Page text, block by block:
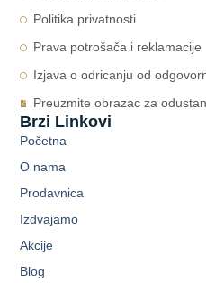
Politika privatnosti
Prava potrošača i reklamacije
Izjava o odricanju od
Preuzmite obrazac za
Brzi Linkovi
Početna
O nama
Prodavnica
Izdvajamo
Akcije
Blog